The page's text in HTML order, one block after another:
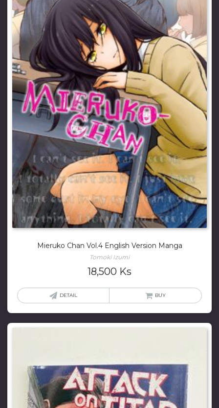
Mieruko Chan Vol.4 English Version Manga
Tomoki Izumi
18,500 Ks
DETAIL BUY